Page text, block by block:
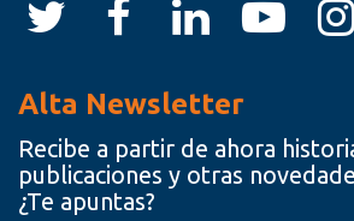
Alta Newsletter
Recibe a partir de ahora
publicaciones y otras
¿Te apuntas?